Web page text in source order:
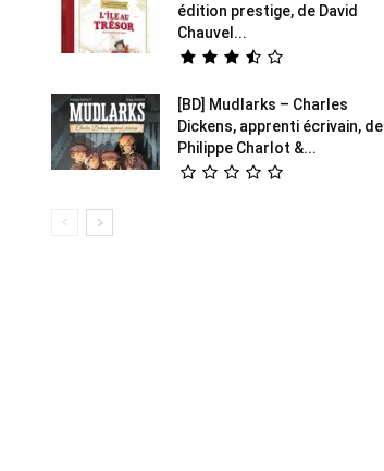
édition prestige, de David
Chauvel...
[BD] Mudlarks – Charles
Dickens, apprenti écrivain, de
Philippe Charlot &...